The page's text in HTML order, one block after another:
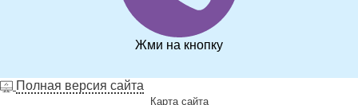
Жми на кнопку
Полная версия сайта
Карта сайта